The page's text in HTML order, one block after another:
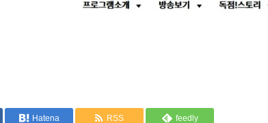
Hatena RSS feedly